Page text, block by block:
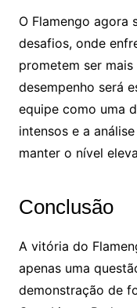
O Flamengo agora
desafios, onde
prometem ser
desempenho será
equipe como uma
intensos e a
manter o nível
Conclusão
A vitória do
apenas uma
demonstração de